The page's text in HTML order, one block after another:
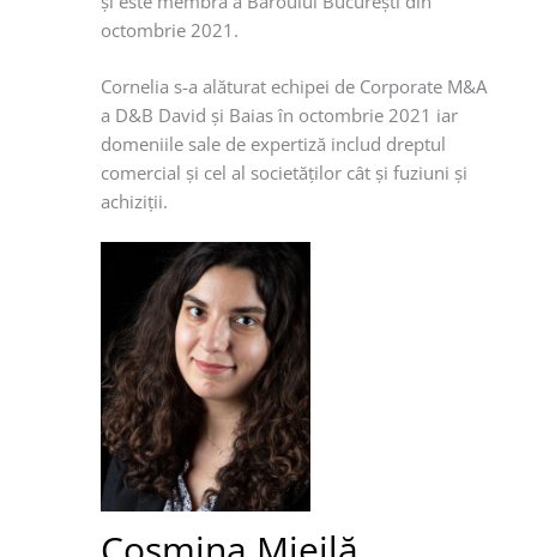
octombrie 2021.
Cornelia s-a alăturat echipei de Corporate M&A
a D&B David şi Baias în octombrie 2021 iar
domeniile sale de expertiză includ dreptul
comercial şi cel al societăţilor cât şi fuziuni şi
achiziţii.